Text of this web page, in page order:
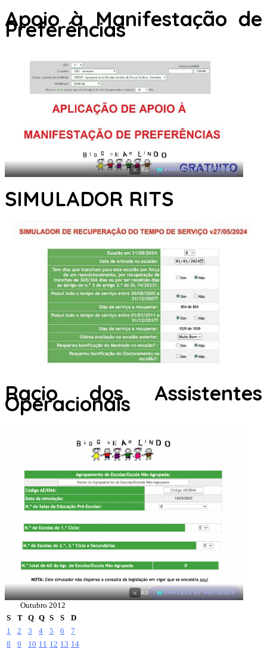
Apoio à Manifestação de
Preferências
× AD POWERED BY WEFORADS
SIMULADOR RITS
Racio dos Assistentes
Operacionais
× AD POWERED BY WEFORADS
Outubro 2012
S
T Q Q S S
D
1
2 3 4 5 6
7
8
9 10 11 12 13 14